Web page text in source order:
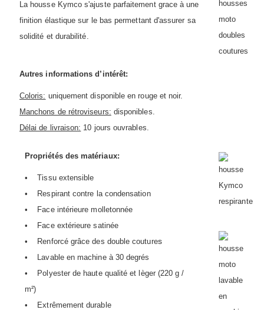
La housse Kymco s'ajuste parfaitement grace à une
finition élastique sur le bas permettant d'assurer sa
solidité et durabilité.
Autres informations d’intérêt:
Coloris: uniquement disponible en rouge et noir.
Manchons de rétroviseurs: disponibles.
Délai de livraison: 10 jours ouvrables.
Propriétés des matériaux:
• Tissu extensible
• Respirant contre la condensation
• Face intérieure molletonnée
• Face extérieure satinée
• Renforcé grâce des double coutures
• Lavable en machine à 30 degrés
• Polyester de haute qualité et lèger (220 g /
m²)
• Extrêmement durable